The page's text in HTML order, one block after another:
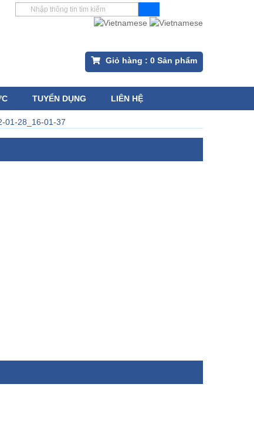
Giỏ hàng : 0 Sản phẩm
TUYỂN DỤNG LIÊN HỆ
01-28_16-01-37